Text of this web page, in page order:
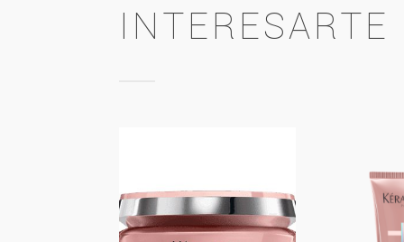
INTERESARTE